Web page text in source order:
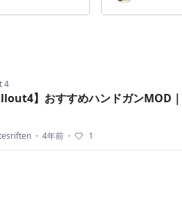
になってま
ドでぎりぎ
一番楽しめ
4
】おすすめハンドガンMOD
・ 4年前 ・ 1